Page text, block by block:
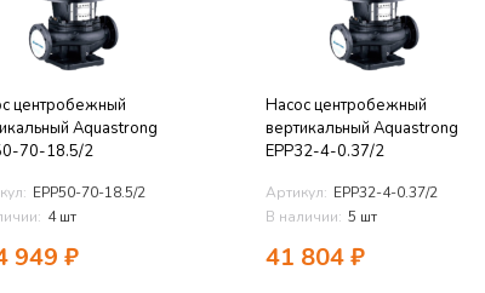
центробежный
Aquastrong
70-18.5/2
EPP50-70-18.5/2
4 шт
949 ₽
Насос центробежный
вертикальный Aquastrong
EPP32-4-0.37/2
Артикул: EPP32-4-0.37/2
В наличии: 5 шт
41 804₽